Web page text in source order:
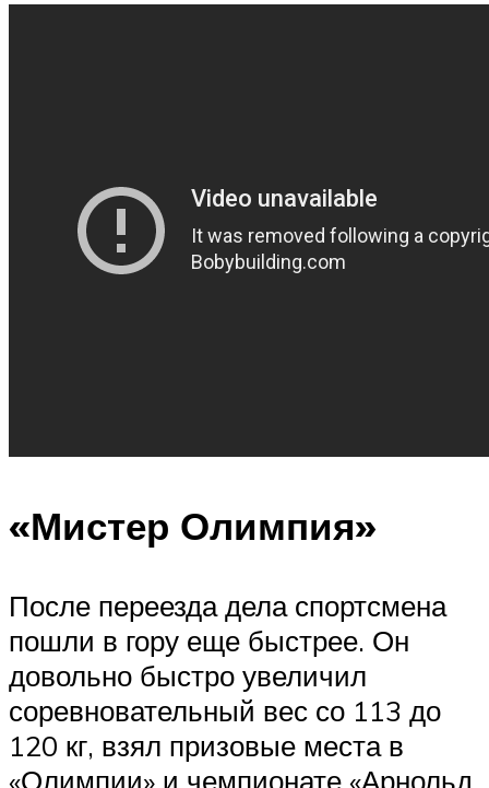
«Мистер Олимпия»
После переезда дела спортсмена
пошли в гору еще быстрее. Он
довольно быстро увеличил
соревновательный вес со 113 до
120 кг, взял призовые места в
«Олимпии» и чемпионате «Арнольд